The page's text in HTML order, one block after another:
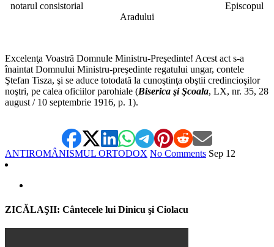
notarul consistorial Episcopul
Aradului
Excelenţa Voastră Domnule Ministru-Preşedinte! Acest act s-a
înaintat Domnului Ministru-preşedinte regatului ungar, contele
Ştefan Tisza, şi se aduce totodată la cunoştinţa obştii credincioşilor
noştri, pe calea oficiilor parohiale (Biserica şi Şcoala, LX, nr. 35, 28
august / 10 septembrie 1916, p. 1).
ANTIROMÂNISMUL ORTODOX No Comments Sep 12
ZICĂLAŞII: Cântecele lui Dinicu şi Ciolacu